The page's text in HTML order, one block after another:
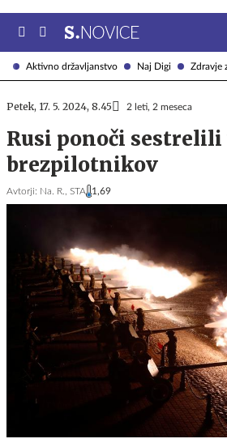
Aktivno državljanstvo Naj Digi Zdravje
Petek, 17. 5. 2024, 8.45 2 leti, 2 meseca
Rusi ponoči sestrelili
brezpilotnikov
Avtorji: Na. R., STA 1,69